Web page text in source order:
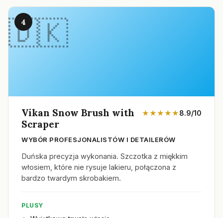
4
Vikan Snow Brush with
Scraper
★★★★★8.9/10
WYBÓR PROFESJONALISTÓW I DETAILERÓW
Duńska precyzja wykonania. Szczotka z miękkim
włosiem, które nie rysuje lakieru, połączona z
bardzo twardym skrobakiem.
PLUSY